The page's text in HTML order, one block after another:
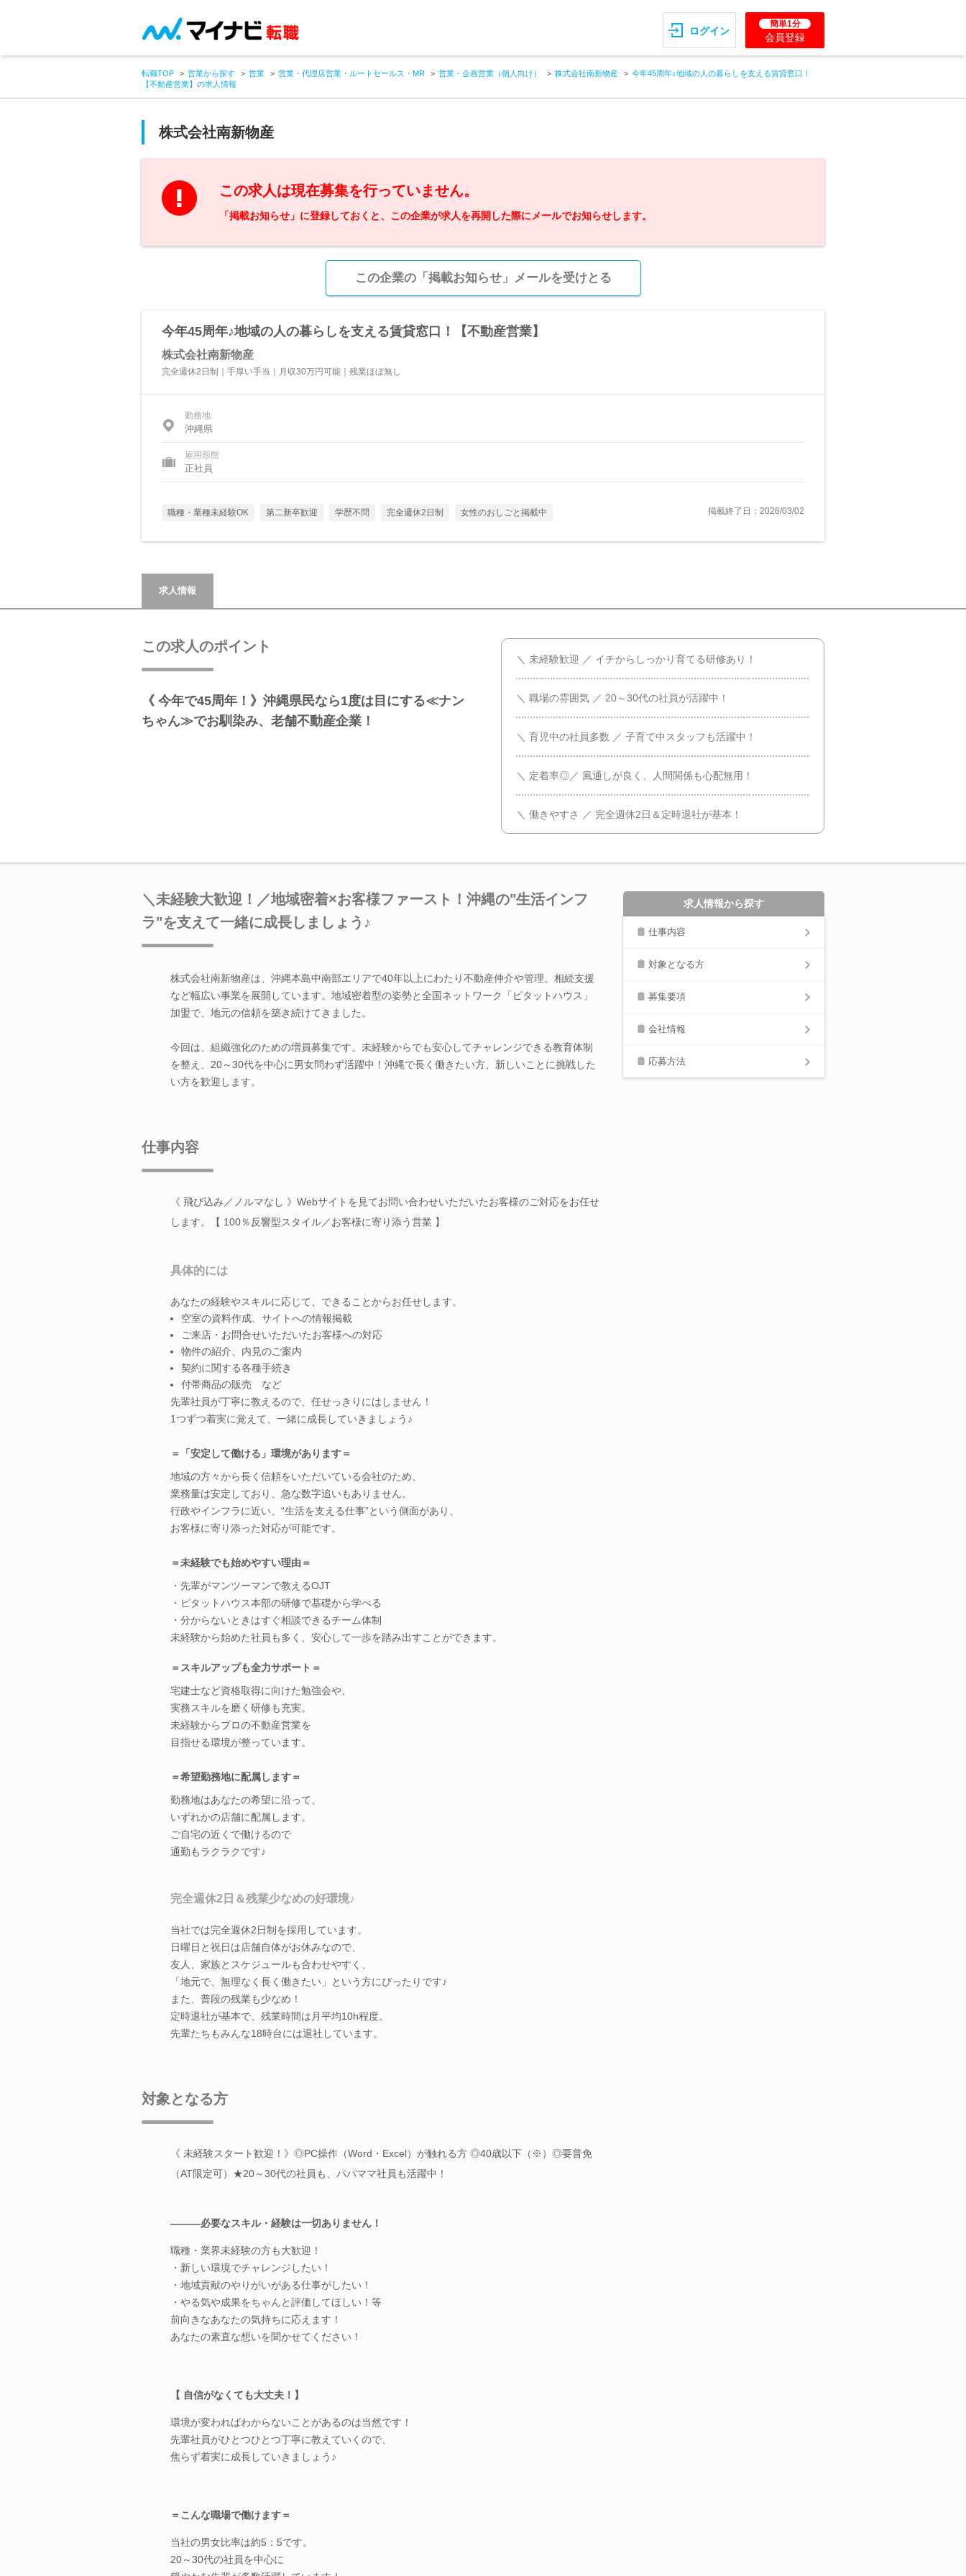
ログイン
簡単1分
会員登録
転職TOP 営業から探す 営業 営業・代理店営業・ルートセールス・MR 営業・企画営業（個人向け） 株式会社南新物産
今年45周年♪地域の人の暮らしを支える賃貸窓口！
【不動産営業】の求人情報
株式会社南新物産
この求人は現在募集を行っていません。
「掲載お知らせ」に登録しておくと、この企業が求人を再開した際にメールでお知らせします。
この企業の「掲載お知らせ」メールを受けとる
今年45周年♪地域の人の暮らしを支える賃貸窓口！【不動産営業】
株式会社南新物産
完全週休2日制｜手厚い手当｜月収30万円可能｜残業ほぼ無し
勤務地
沖縄県
雇用形態
正社員
職種・業種未経験OK 第二新卒歓迎 学歴不問 完全週休2日制 女性のおしごと掲載中 掲載終了日：2026/03/02
求人情報
この求人のポイント
《 今年で45周年！》沖縄県民なら1度は目にする≪ナン
ちゃん≫でお馴染み、老舗不動産企業！
＼ 未経験歓迎 ／ イチからしっかり育てる研修あり！
＼ 職場の雰囲気 ／ 20～30代の社員が活躍中！
＼ 育児中の社員多数 ／ 子育て中スタッフも活躍中！
＼ 定着率◎／ 風通しが良く、人間関係も心配無用！
＼ 働きやすさ ／ 完全週休2日＆定時退社が基本！
＼未経験大歓迎！／地域密着×お客様ファースト！沖縄の"生活インフ
ラ"を支えて一緒に成長しましょう♪
株式会社南新物産は、沖縄本島中南部エリアで40年以上にわたり不動産仲介や管理、相続支援
など幅広い事業を展開しています。地域密着型の姿勢と全国ネットワーク「ピタットハウス」
加盟で、地元の信頼を築き続けてきました。
今回は、組織強化のための増員募集です。未経験からでも安心してチャレンジできる教育体制
を整え、20～30代を中心に男女問わず活躍中！沖縄で長く働きたい方、新しいことに挑戦した
い方を歓迎します。
仕事内容
《 飛び込み／ノルマなし 》Webサイトを見てお問い合わせいただいたお客様のご対応をお任せ
します。【 100％反響型スタイル／お客様に寄り添う営業 】
具体的には
あなたの経験やスキルに応じて、できることからお任せします。
空室の資料作成、サイトへの情報掲載
ご来店・お問合せいただいたお客様への対応
物件の紹介、内見のご案内
契約に関する各種手続き
付帯商品の販売 など
先輩社員が丁寧に教えるので、任せっきりにはしません！
1つずつ着実に覚えて、一緒に成長していきましょう♪
＝「安定して働ける」環境があります＝
地域の方々から長く信頼をいただいている会社のため、
業務量は安定しており、急な数字追いもありません。
行政やインフラに近い、“生活を支える仕事”という側面があり、
お客様に寄り添った対応が可能です。
＝未経験でも始めやすい理由＝
・先輩がマンツーマンで教えるOJT
・ピタットハウス本部の研修で基礎から学べる
・分からないときはすぐ相談できるチーム体制
未経験から始めた社員も多く、安心して一歩を踏み出すことができます。
＝スキルアップも全力サポート＝
宅建士など資格取得に向けた勉強会や、
実務スキルを磨く研修も充実。
未経験からプロの不動産営業を
目指せる環境が整っています。
＝希望勤務地に配属します＝
勤務地はあなたの希望に沿って、
いずれかの店舗に配属します。
ご自宅の近くで働けるので
通勤もラクラクです♪
完全週休2日＆残業少なめの好環境♪
当社では完全週休2日制を採用しています。
日曜日と祝日は店舗自体がお休みなので、
友人、家族とスケジュールも合わせやすく、
「地元で、無理なく長く働きたい」という方にぴったりです♪
また、普段の残業も少なめ！
定時退社が基本で、残業時間は月平均10h程度。
先輩たちもみんな18時台には退社しています。
対象となる方
《 未経験スタート歓迎！》◎PC操作（Word・Excel）が触れる方 ◎40歳以下（※）◎要普免
（AT限定可）★20～30代の社員も、パパママ社員も活躍中！
―――必要なスキル・経験は一切ありません！
職種・業界未経験の方も大歓迎！
・新しい環境でチャレンジしたい！
・地域貢献のやりがいがある仕事がしたい！
・やる気や成果をちゃんと評価してほしい！等
前向きなあなたの気持ちに応えます！
あなたの素直な想いを聞かせてください！
【 自信がなくても大丈夫！】
環境が変わればわからないことがあるのは当然です！
先輩社員がひとつひとつ丁寧に教えていくので、
焦らず着実に成長していきましょう♪
＝こんな職場で働けます＝
当社の男女比率は約5：5です。
20～30代の社員を中心に
求人情報から探す
仕事内容
対象となる方
募集要項
会社情報
応募方法